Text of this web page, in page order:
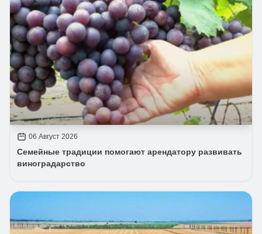
06 Август 2026
Семейные традиции помогают арендатору развивать
виноградарство